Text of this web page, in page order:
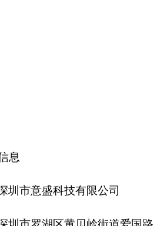
息
圳市意盛科技有限公司